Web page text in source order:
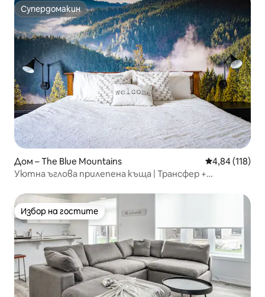
Супердомакин
Супердомакин
Дом – The Blue Mountains Средна
4,84 (118)
Уютна ъглова прилепена къща | Трансфер +
Избор на гостите
Избор на гостите